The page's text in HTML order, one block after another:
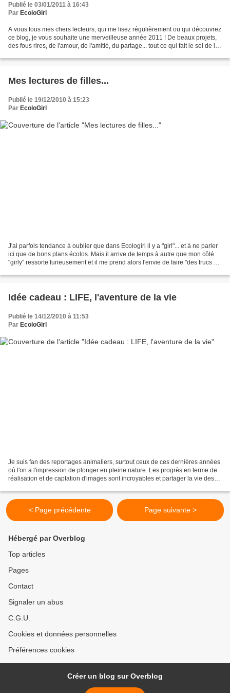
Publié le 03/01/2011 à 16:43
Par EcoloGirl
A vous tous mes chers lecteurs, qui me lisez régulièrement ou qui découvrez
ce blog, je vous souhaite une merveilleuse année 2011 ! De beaux projets,
des fous rires, de l'amour, de l'amitié, du partage... tout ce qui fait le sel de la
Mes lectures de filles...
Publié le 19/12/2010 à 15:23
Par EcoloGirl
J'ai parfois tendance à oublier que dans Ecologirl il y a "girl"... et à ne parler
ici que de bons plans écolos. Mais il arrive de temps à autre que mon côté
"girly" ressorte furieusement et il me prend alors l'envie de faire "des trucs de
Idée cadeau : LIFE, l'aventure de la vie
Publié le 14/12/2010 à 11:53
Par EcoloGirl
Je suis fan des reportages animaliers, surtout ceux de ces dernières années
où l'on a l'impression de plonger en pleine nature. Les progrès en terme de
réalisation et de captation d'images sont incroyables et partager la vie des
< Page précédente Page suivante >
Hébergé par Overblog
Top articles
Pages
Contact
Signaler un abus
C.G.U.
Cookies et données personnelles
Préférences cookies
Créer un blog sur Overblog